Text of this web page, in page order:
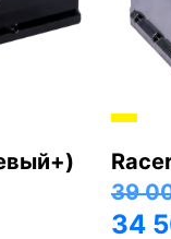
Хорошо
Next
41